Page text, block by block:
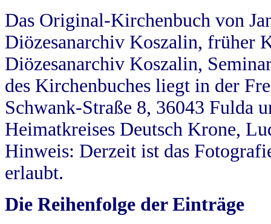
Das Original-Kirchenbuch von
Diözesanarchiv Koszalin, früher
Diözesanarchiv Koszalin,
des Kirchenbuches liegt in der
Schwank-Straße 8, 36043 Fulda
Heimatkreises Deutsch Krone,
Hinweis: Derzeit ist das
erlaubt.
Die Reihenfolge der Einträge